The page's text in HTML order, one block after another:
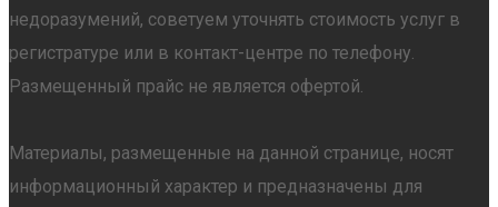
недоразумений, советуем уточнять стоимость услуг в
регистратуре или в контакт-центре по телефону.
Размещенный прайс не является офертой.
Материалы, размещенные на данной странице, носят
информационный характер и предназначены для